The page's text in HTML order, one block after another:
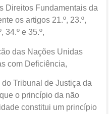
Direitos Fundamentais da
os artigos 21.º, 23.º,
34.º e 35.º,
das Nações Unidas
com Deficiência,
Tribunal de Justiça da
o princípio da não
constitui um princípio